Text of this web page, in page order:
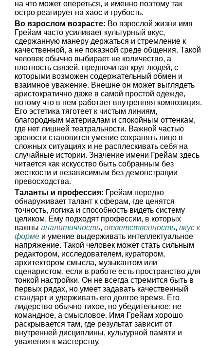
на что может опереться, и именно поэтому так
остро реагирует на хаос и грубость.
Во взрослом возрасте: Во взрослой жизни имя
Грейам часто усиливает культурный вкус,
сдержанную манеру держаться и стремление к
качественной, а не показной среде общения. Такой
человек обычно выбирает не количество, а
плотность связей, предпочитая круг людей, с
которыми возможен содержательный обмен и
взаимное уважение. Внешне он может выглядеть
аристократично даже в самой простой одежде,
потому что в нем работает внутренняя композиция.
Его эстетика тяготеет к чистым линиям,
благородным материалам и спокойным оттенкам,
где нет лишней театральности. Важной частью
зрелости становится умение сохранять лицо в
сложных ситуациях и не расплескивать себя на
случайные истории. Значение имени Грейам здесь
читается как искусство быть собранным без
жесткости и независимым без демонстрации
превосходства.
Таланты и профессия: Грейам нередко
обнаруживает талант к сферам, где ценятся
точность, логика и способность видеть систему
целиком. Ему подходят профессии, в которых
важны аналитичность, ответственность, вкус к
форме и умение выдерживать интеллектуальное
напряжение. Такой человек может стать сильным
редактором, исследователем, куратором,
архитектором смысла, музыкантом или
сценаристом, если в работе есть пространство для
тонкой настройки. Он не всегда стремится быть в
первых рядах, но умеет задавать качественный
стандарт и удерживать его долгое время. Его
лидерство обычно тихое, но убедительное: не
командное, а смысловое. Имя Грейам хорошо
раскрывается там, где результат зависит от
внутренней дисциплины, культурной памяти и
уважения к мастерству.